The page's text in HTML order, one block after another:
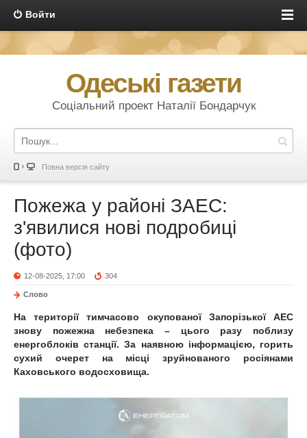
Войти
Одеські газети
Соціальний проект Наталії Бондарчук
Повна версія сайту
Пожежа у районі ЗАЕС:
з'явилися нові подробиці
(фото)
12-08-2025, 17:00 304
Слово
На території тимчасово окупованої Запорізької АЕС
знову пожежна небезпека – цього разу поблизу
енергоблоків станції. За наявною інформацією, горить
сухий очерет на місці зруйнованого росіянами
Каховського водосховища.